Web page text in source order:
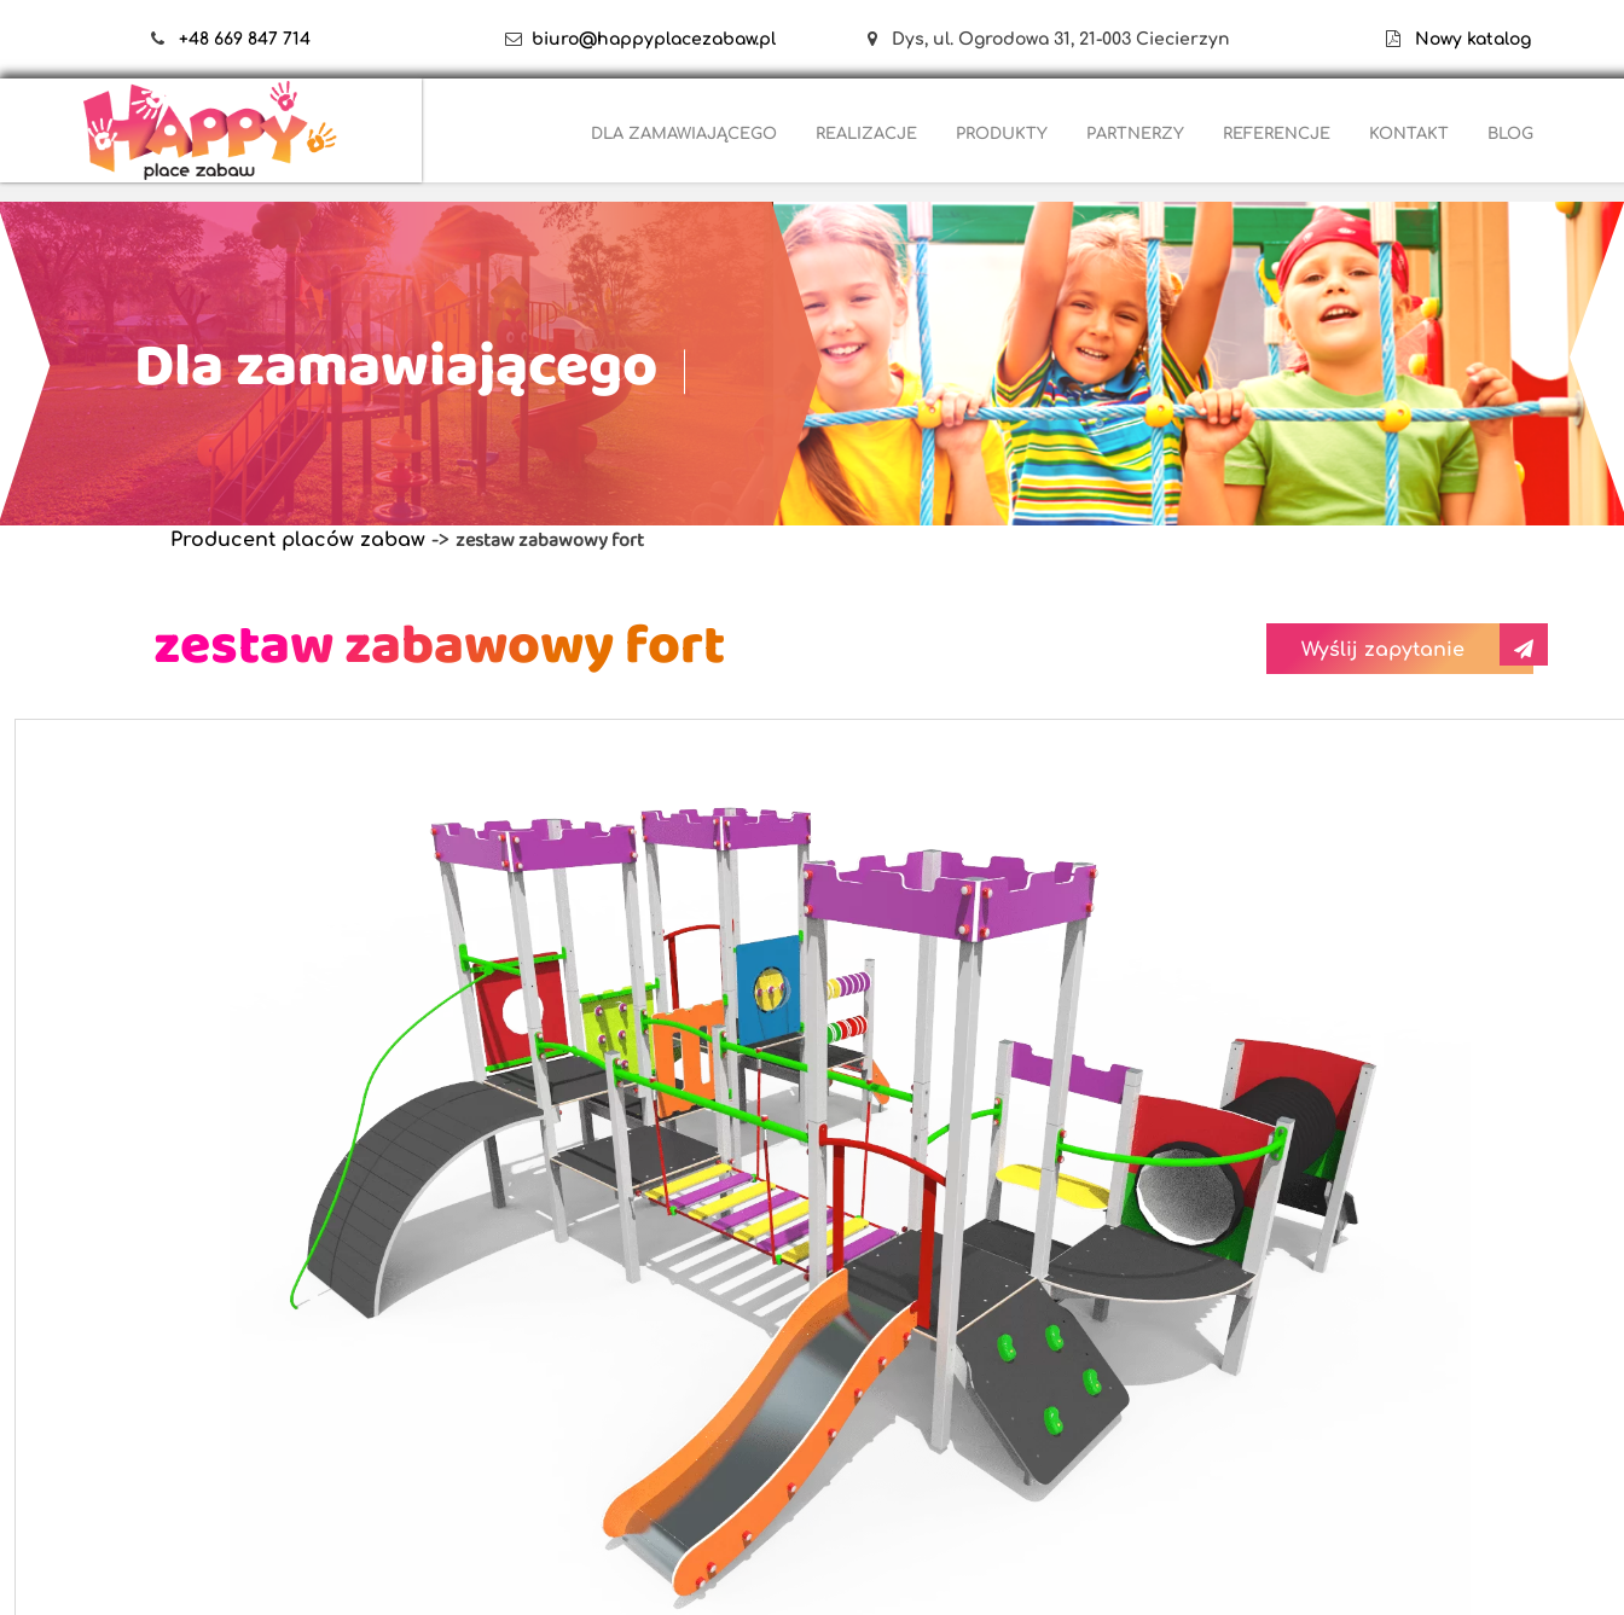
+48 669 847 714 biuro@happyplacezabaw.pl Dys, ul. Ogrodowa 31, 21-003 Ciecierzyn Nowy katalog
DLA ZAMAWIAJĄCEGO REALIZACJE PRODUKTY PARTNERZY REFERENCJE KONTAKT BLOG
Dla zamawiającego
Producent placów zabaw-> zestaw zabawowy fort
zestaw zabawowy fort Wyślij zapytanie